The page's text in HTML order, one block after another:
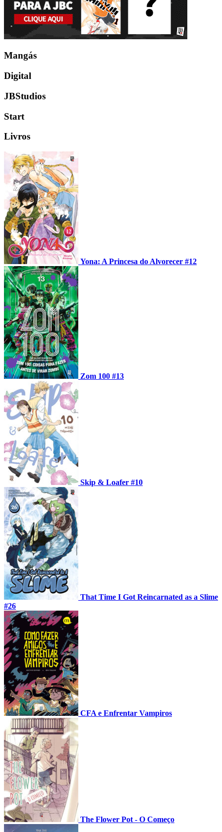
Mangás
Digital
JBStudios
Start
Livros
Yona: A Princesa do Alvorecer #12
Zom 100 #13
Skip & Loafer #10
That Time I Got Reincarnated as a Slime
#26
CFA e Enfrentar Vampiros
The Flower Pot - O Começo